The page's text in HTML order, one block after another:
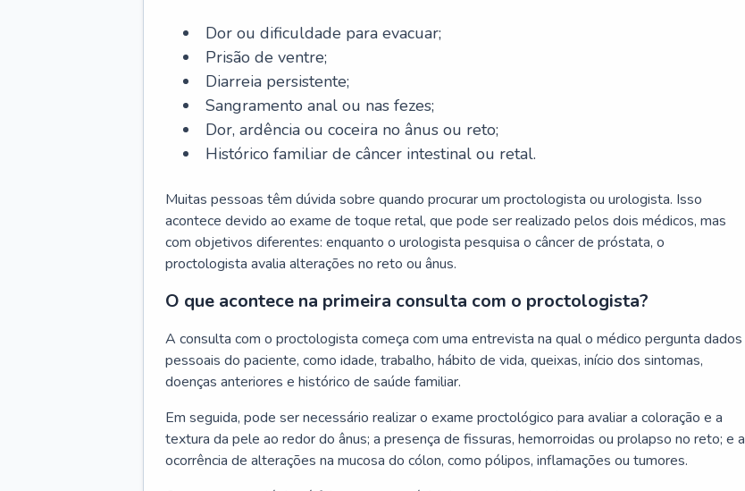
Dor ou dificuldade para evacuar;
Prisão de ventre;
Diarreia persistente;
Sangramento anal ou nas fezes;
Dor, ardência ou coceira no ânus ou reto;
Histórico familiar de câncer intestinal ou retal.
Muitas pessoas têm dúvida sobre quando procurar um proctologista ou urologista. Isso
acontece devido ao exame de toque retal, que pode ser realizado pelos dois médicos, mas
com objetivos diferentes: enquanto o urologista pesquisa o câncer de próstata, o
proctologista avalia alterações no reto ou ânus.
O que acontece na primeira consulta com o proctologista?
A consulta com o proctologista começa com uma entrevista na qual o médico pergunta dados
pessoais do paciente, como idade, trabalho, hábito de vida, queixas, início dos sintomas,
doenças anteriores e histórico de saúde familiar.
Em seguida, pode ser necessário realizar o exame proctológico para avaliar a coloração e a
textura da pele ao redor do ânus; a presença de fissuras, hemorroidas ou prolapso no reto; e a
ocorrência de alterações na mucosa do cólon, como pólipos, inflamações ou tumores.